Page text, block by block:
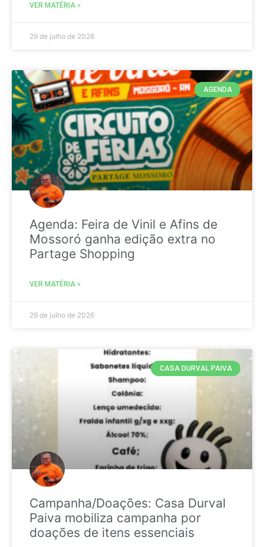
VER MATÉRIA »
29 de julho de 2026
AGENDA
Agenda: Feira de Vinil e Afins de
Mossoró ganha edição extra no
Partage Shopping
VER MATÉRIA »
29 de julho de 2026
CASA DURVAL PAIVA
Campanha/Doações: Casa Durval
Paiva mobiliza campanha por
doações de itens essenciais